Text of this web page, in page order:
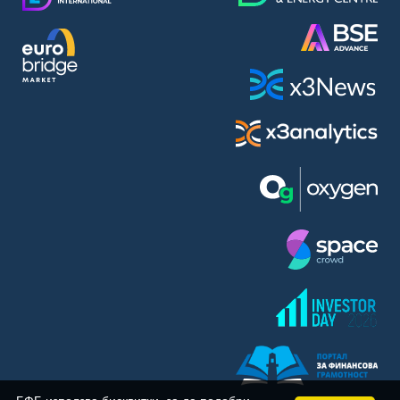
BASF SE (BAS)
Bayer AG (BAYN)
Bayerische Motoren Werke AG (BMW)
BE Semiconductor Industries N.V. (BSI)
Capital One Financial Corp. (CFX)